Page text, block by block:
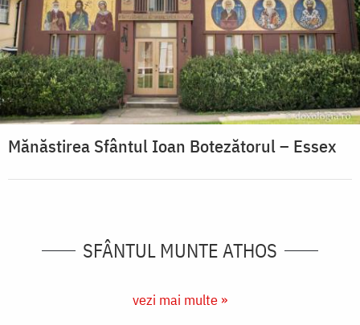
Mănăstirea Sfântul Ioan Botezătorul – Essex
SFÂNTUL MUNTE ATHOS
vezi mai multe »